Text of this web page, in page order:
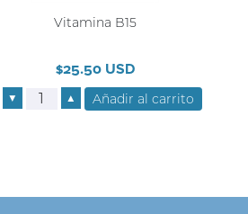
Vitamina B15
$25.50 USD
▼ ▲